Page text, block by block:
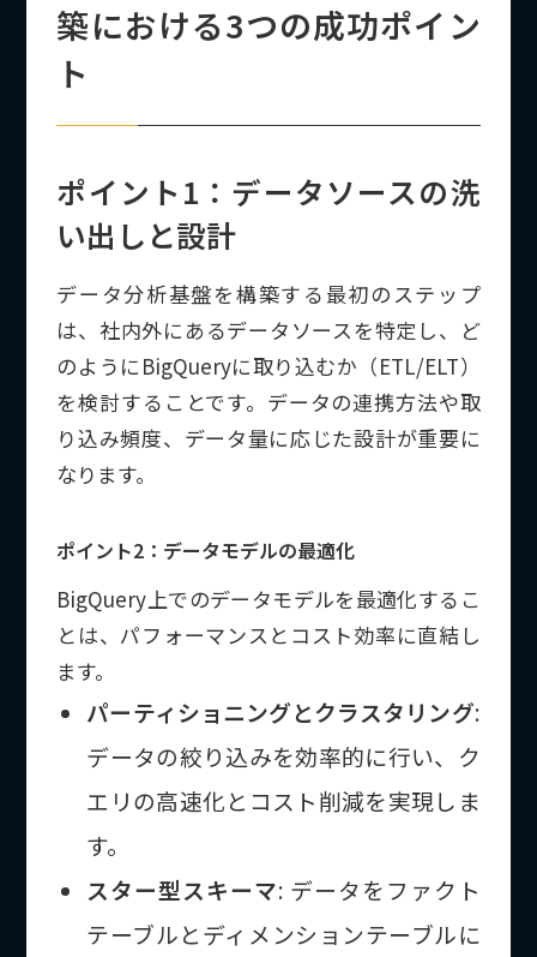
築における3つの成功ポイン
ト
ポイント1：データソースの洗
い出しと設計
データ分析基盤を構築する最初のステップ
は、社内外にあるデータソースを特定し、ど
のようにBigQueryに取り込むか（ETL/ELT）
を検討することです。データの連携方法や取
り込み頻度、データ量に応じた設計が重要に
なります。
ポイント2：データモデルの最適化
BigQuery上でのデータモデルを最適化するこ
とは、パフォーマンスとコスト効率に直結し
ます。
パーティショニングとクラスタリング:
データの絞り込みを効率的に行い、ク
エリの高速化とコスト削減を実現しま
す。
スター型スキーマ: データをファクト
テーブルとディメンションテーブルに